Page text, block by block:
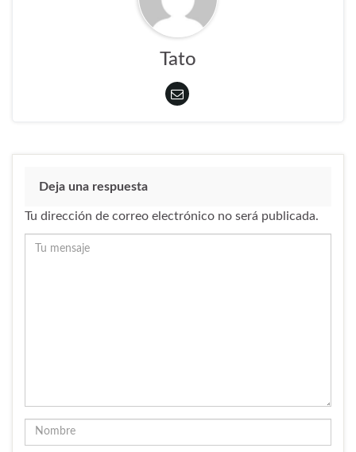
Tato
Deja una respuesta
Tu dirección de correo electrónico no será publicada.